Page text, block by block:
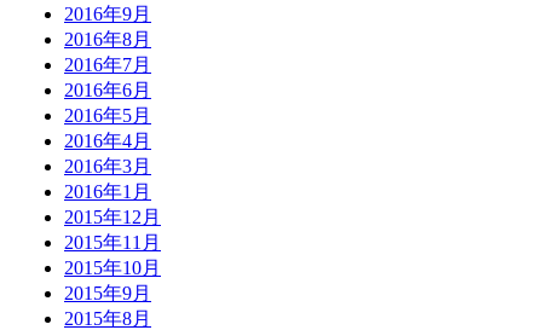
2016年9月
2016年8月
2016年7月
2016年6月
2016年5月
2016年4月
2016年3月
2016年1月
2015年12月
2015年11月
2015年10月
2015年9月
2015年8月